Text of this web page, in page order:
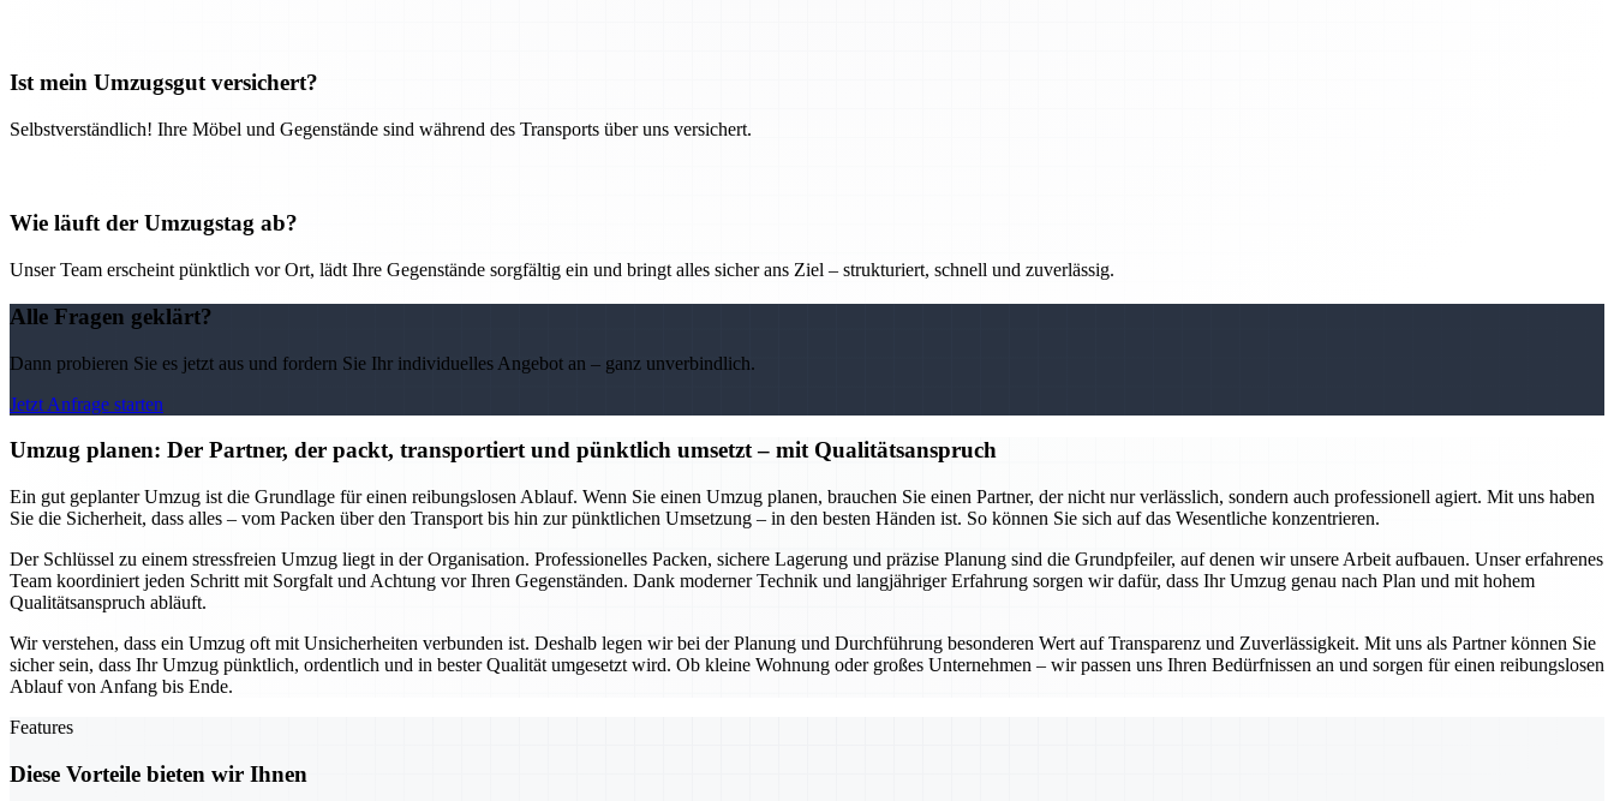
Ist mein Umzugsgut versichert?
Selbstverständlich! Ihre Möbel und Gegenstände sind während des Transports über uns versichert.
Wie läuft der Umzugstag ab?
Unser Team erscheint pünktlich vor Ort, lädt Ihre Gegenstände sorgfältig ein und bringt alles sicher ans Ziel – strukturiert, schnell und zuverlässig.
Alle Fragen geklärt?
Dann probieren Sie es jetzt aus und fordern Sie Ihr individuelles Angebot an – ganz unverbindlich.
Jetzt Anfrage starten
Umzug planen: Der Partner, der packt, transportiert und pünktlich umsetzt – mit Qualitätsanspruch
Ein gut geplanter Umzug ist die Grundlage für einen reibungslosen Ablauf. Wenn Sie einen Umzug planen, brauchen Sie einen Partner, der nicht nur verlässlich, sondern auch professionell agiert. Mit uns haben
Sie die Sicherheit, dass alles – vom Packen über den Transport bis hin zur pünktlichen Umsetzung – in den besten Händen ist. So können Sie sich auf das Wesentliche konzentrieren.
Der Schlüssel zu einem stressfreien Umzug liegt in der Organisation. Professionelles Packen, sichere Lagerung und präzise Planung sind die Grundpfeiler, auf denen wir unsere Arbeit aufbauen. Unser erfahrenes
Team koordiniert jeden Schritt mit Sorgfalt und Achtung vor Ihren Gegenständen. Dank moderner Technik und langjähriger Erfahrung sorgen wir dafür, dass Ihr Umzug genau nach Plan und mit hohem
Qualitätsanspruch abläuft.
Wir verstehen, dass ein Umzug oft mit Unsicherheiten verbunden ist. Deshalb legen wir bei der Planung und Durchführung besonderen Wert auf Transparenz und Zuverlässigkeit. Mit uns als Partner können Sie
sicher sein, dass Ihr Umzug pünktlich, ordentlich und in bester Qualität umgesetzt wird. Ob kleine Wohnung oder großes Unternehmen – wir passen uns Ihren Bedürfnissen an und sorgen für einen reibungslosen
Ablauf von Anfang bis Ende.
Features
Diese Vorteile bieten wir Ihnen